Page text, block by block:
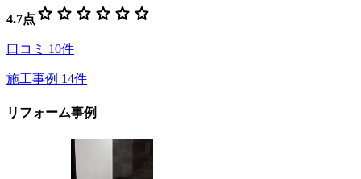
4.7点 star star star star star star
口コミ 10件
施工事例 14件
リフォーム事例